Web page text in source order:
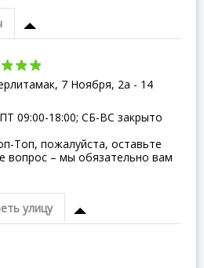
7 Ноября, 2а - 14
09:00-18:00; СБ-ВC закрыто
Топ, пожалуйста, оставьте
вопрос – мы обязательно вам
улицу